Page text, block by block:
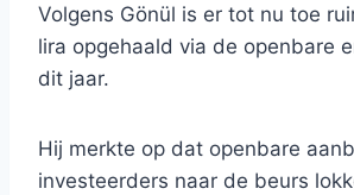
Volgens Gönül is er tot nu toe
lira opgehaald via de openbare
dit jaar.
Hij merkte op dat openbare
investeerders naar de beurs